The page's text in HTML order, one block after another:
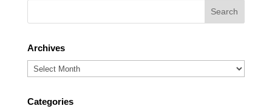
Archives
Archives
Categories